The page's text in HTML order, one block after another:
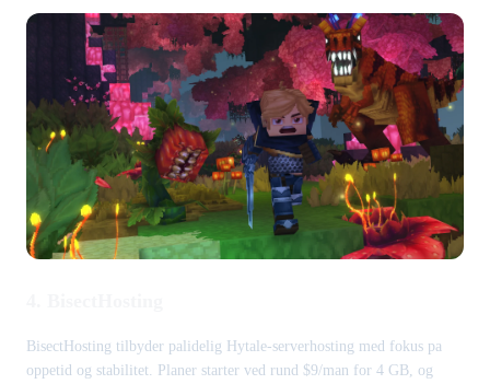
BisectHosting tilbyder palidelig Hytale-serverhosting med fokus pa
oppetid og stabilitet. Planer starter ved rund $9/man for 4 GB, og